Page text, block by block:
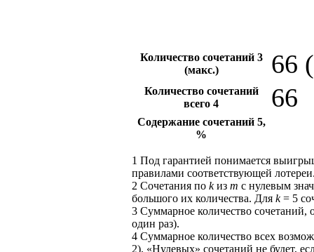
Количество сочетаний 3
(макс.)
66
Количество сочетаний
всего 4 66
Содержание сочетаний 5,
%
1 Под гарантией понимается
правилами соответствующей
2 Сочетания по kиз m с нулевым
большого их количества. Для k= 5
3 Суммарное количество
один раз).
4 Суммарное количество всех
2). «Нулевых» сочетаний не будет,